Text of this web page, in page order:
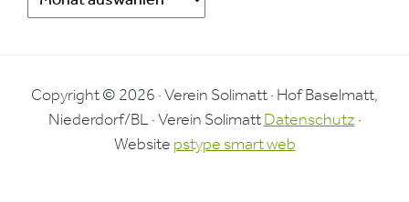
Copyright © 2026 · Verein Solimatt · Hof Baselmatt,
Niederdorf/BL · Verein SolimattDatenschutz ·
Website pstype smart web